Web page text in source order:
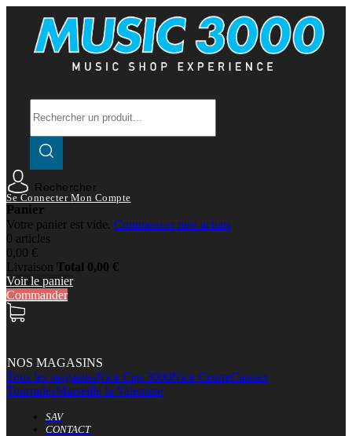
Rechercher
Se Connecter Mon Compte
Panier
Votre panier est vide. Commencer mes achats
0 articles
0,00 €
Livraison Total 0,00 €
Voir le panier
Commander
NOS MAGASINS
Tous les magasinsNice Cap 3000Nice CentreCannes
TourradesMarseille la Valentine
SAV
CONTACT